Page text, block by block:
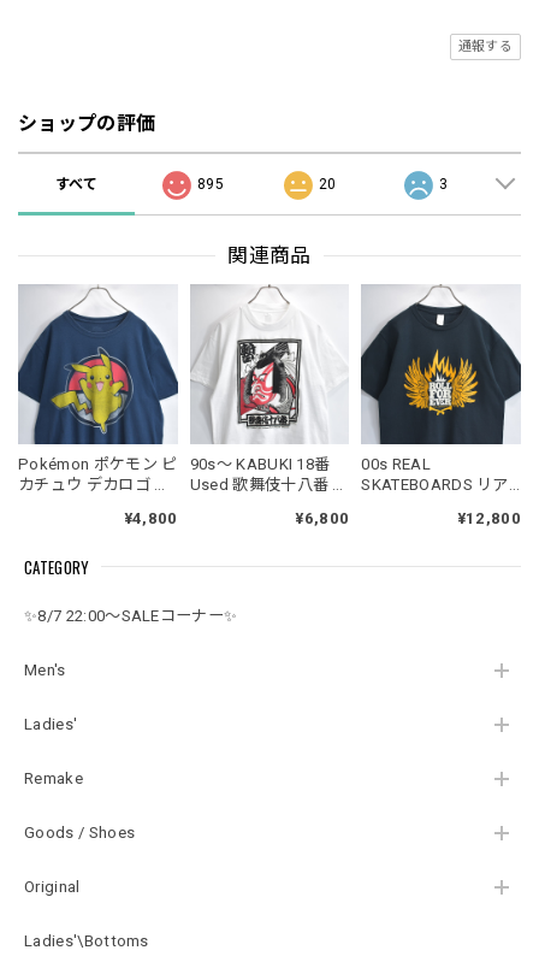
CATEGORY
✨8/7 22:00～SALEコーナー✨
Men's
Ladies'
Remake
Goods / Shoes
Original
Ladies'\Bottoms
通報する
ショップの評価
すべて 895 20 3
関連商品
Pokémon ポケモン ピ
カチュウ デカロゴ フ
メ キャラクター 半袖
USED ヴィンテージ
ズ XLサイズ
¥4,800
90s～ KABUKI 18番
Used 歌舞伎十八番 市
取 グラフィックプリ
袖Tシャツ ホワイト S
テージ ビンテージ 古
着 メンズ Sサイズ
¥6,800
00s REAL
SKATEBOARDS リア
袖 Tシャツ クルーネ
バックプリント ウイ
¥12,800